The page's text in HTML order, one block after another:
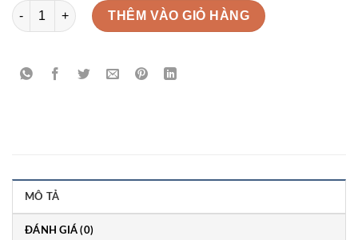
Thùng nhựa chữ nhật 1700 lít số lượng
THÊM VÀO GIỎ HÀNG
MÔ TẢ
ĐÁNH GIÁ (0)